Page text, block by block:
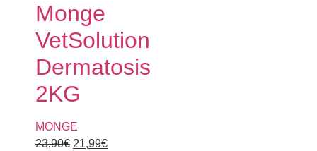
Monge
VetSolution
Dermatosis
2KG
MONGE
23,90€ 21,99€